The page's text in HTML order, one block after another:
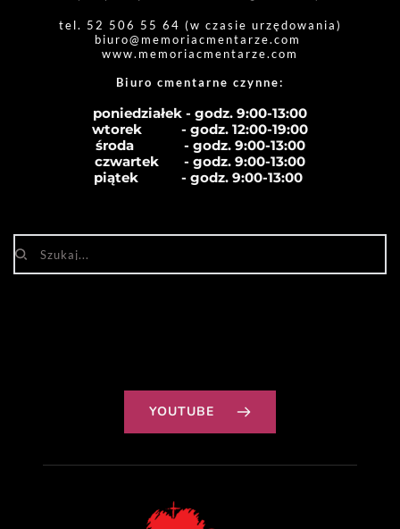
tel. 52 506 55 64 (w czasie urzędowania)
biuro@memoriacmentarze.com
www.memoriacmentarze.com
Biuro cmentarne czynne:
poniedziałek - godz. 9:00-13:00
wtorek           - godz. 12:00-19:00
środa              - godz. 9:00-13:00
czwartek       - godz. 9:00-13:00
piątek            - godz. 9:00-13:00
YOUTUBE